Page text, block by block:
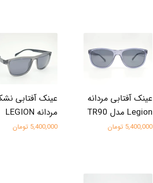
عینک آفتابی مردانه
Legion مدل TR90
5,400,000 تومان
عینک آفتابی
مردانه LEGION
5,400,000 تومان